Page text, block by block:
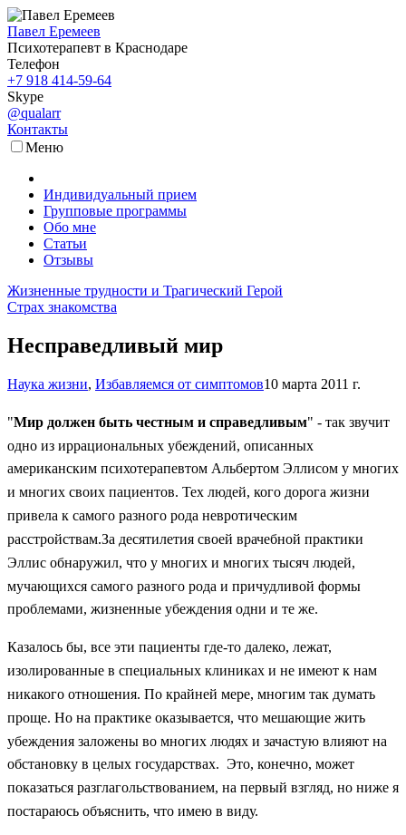
Павел Еремеев
Психотерапевт в Краснодаре
Телефон
+7 918 414-59-64
Skype
@qualarr
Контакты
Меню
Индивидуальный прием
Групповые программы
Обо мне
Статьи
Отзывы
Жизненные трудности и Трагический Герой
Страх знакомства
Несправедливый мир
Наука жизни, Избавляемся от симптомов10 марта 2011 г.
"Мир должен быть честным и справедливым" - так звучит
одно из иррациональных убеждений, описанных
американским психотерапевтом Альбертом Эллисом у многих
и многих своих пациентов. Тех людей, кого дорога жизни
привела к самого разного рода невротическим
расстройствам.За десятилетия своей врачебной практики
Эллис обнаружил, что у многих и многих тысяч людей,
мучающихся самого разного рода и причудливой формы
проблемами, жизненные убеждения одни и те же.
Казалось бы, все эти пациенты где-то далеко, лежат,
изолированные в специальных клиниках и не имеют к нам
никакого отношения. По крайней мере, многим так думать
проще. Но на практике оказывается, что мешающие жить
убеждения заложены во многих людях и зачастую влияют на
обстановку в целых государствах. Это, конечно, может
показаться разглагольствованием, на первый взгляд, но ниже я
постараюсь объяснить, что имею в виду.